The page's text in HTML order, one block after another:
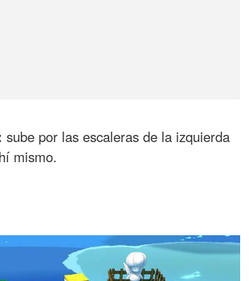
sube por las escaleras de la izquierda
mismo.